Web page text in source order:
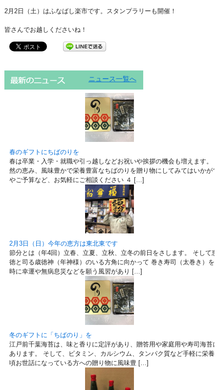
2月2日（土）はふなばし楽市です。スタンプラリーも開催！
皆さんでお越しくださいね！
ニュース一覧へ
春のギフトにちばのりを
春は卒業・入学・就職や引っ越しなどお祝いや挨拶の機会も増えます。
然の恵み、風味豊かで栄養豊富なちばのりを贈り物にしてみてはいかが
やご予算など、お気軽にご相談ください ４ […]
2月3日（日）今年の恵方は東北東です
節分とは（年4回）立春、立夏、立秋、立冬の前日をさします。 そして
徳と司る歳徳神（年神様）のいる方角に向かって 巻き寿司（太巻き）を
時に幸運や無病息災などを願う風習があり […]
冬のギフトに「ちばのり」を
江戸前千葉海苔は、味と香りに定評があり、贈答用や家庭用や寿司海苔
あります。 そして、ビタミン、カルシウム、タンパク質など手軽に栄養
頃お世話になっている方への贈り物に風味豊 […]